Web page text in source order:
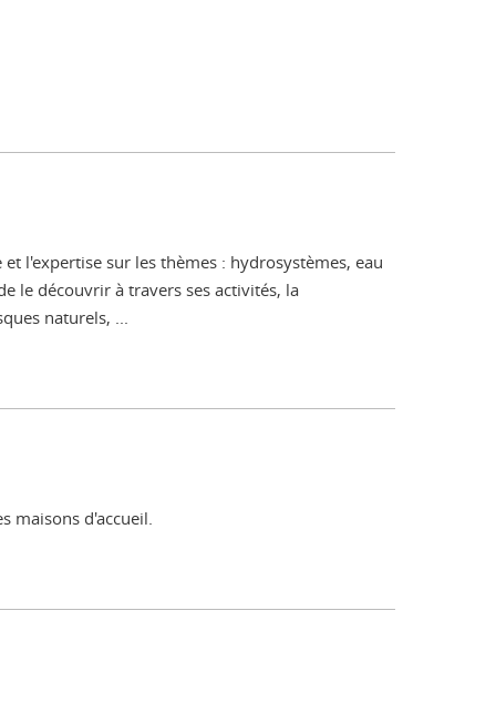
l'expertise sur les thèmes : hydrosystèmes, eau
le découvrir à travers ses activités, la
naturels, ...
maisons d'accueil.